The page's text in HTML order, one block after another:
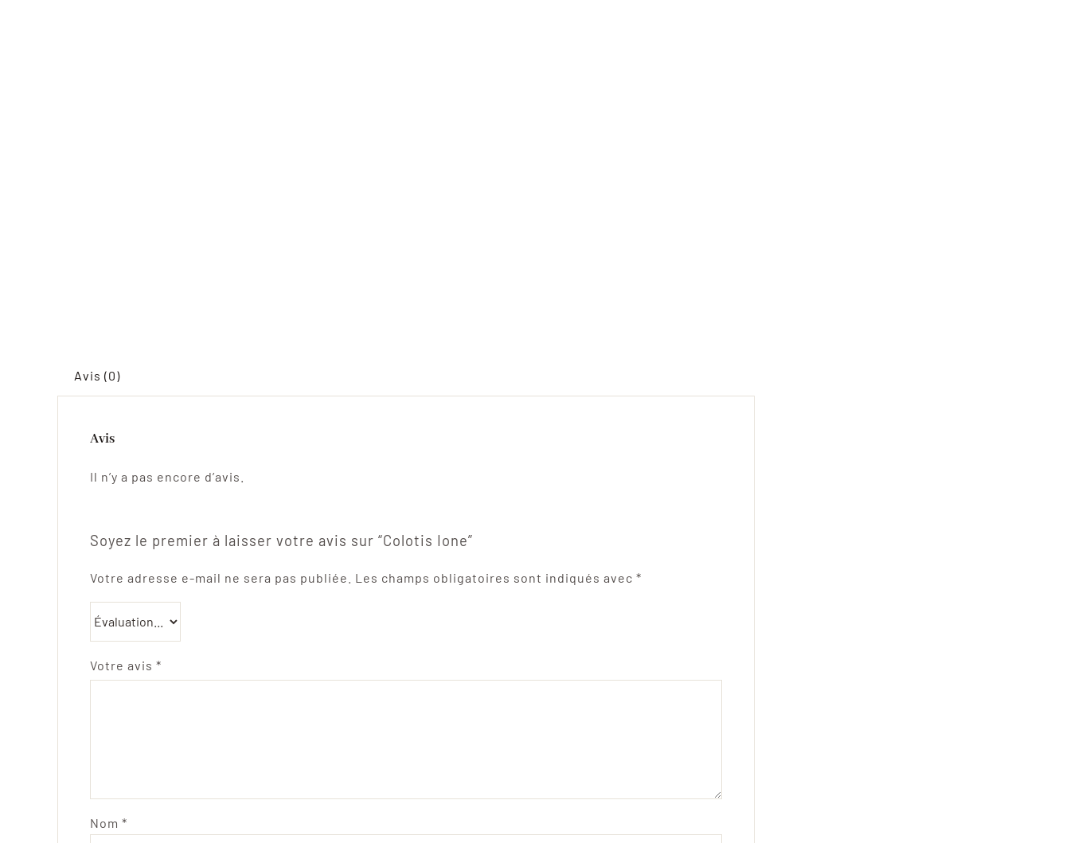
Avis (0)
Avis
Il n’y a pas encore d’avis.
Soyez le premier à laisser votre avis sur “Colotis Ione”
Votre adresse e-mail ne sera pas publiée. Les champs obligatoires sont indiqués avec *
Votre avis *
Nom *